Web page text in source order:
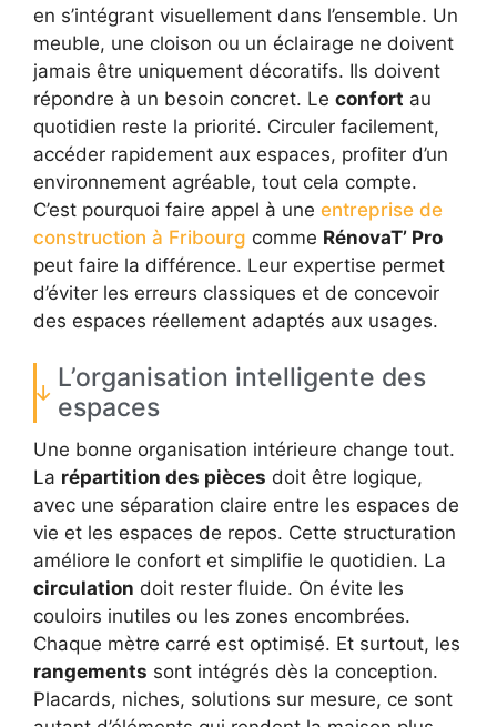
en s’intégrant visuellement dans l’ensemble. Un
meuble, une cloison ou un éclairage ne doivent
jamais être uniquement décoratifs. Ils doivent
répondre à un besoin concret. Le confort au
quotidien reste la priorité. Circuler facilement,
accéder rapidement aux espaces, profiter d’un
environnement agréable, tout cela compte.
C’est pourquoi faire appel à une entreprise de
construction à Fribourg comme RénovaT’ Pro
peut faire la différence. Leur expertise permet
d’éviter les erreurs classiques et de concevoir
des espaces réellement adaptés aux usages.
L’organisation intelligente des
espaces
Une bonne organisation intérieure change tout.
La répartition des pièces doit être logique,
avec une séparation claire entre les espaces de
vie et les espaces de repos. Cette structuration
améliore le confort et simplifie le quotidien. La
circulation doit rester fluide. On évite les
couloirs inutiles ou les zones encombrées.
Chaque mètre carré est optimisé. Et surtout, les
rangements sont intégrés dès la conception.
Placards, niches, solutions sur mesure, ce sont